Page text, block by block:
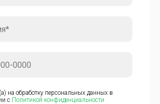
на обработку персональных данных в
с Политикой конфиденциальности